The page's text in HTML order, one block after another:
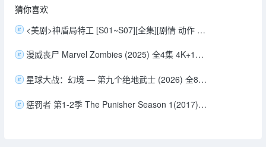
猜你喜欢
<美剧>神盾局特工 [S01~S07][全集][剧情 动作 科幻 惊悚 冒险][豆瓣9.2分][1080P/单集2.2GB/英语中字]
漫威丧尸 Marvel Zombies (2025) 全4集 4K+1080P 内封中字 19G
星球大战：幻境 — 第九个绝地武士 (2026) 全8集 1080P 内封中字
惩罚者 第1-2季 The Punisher Season 1(2017) [美国] [剧情/动作/犯罪] 英语8.7分